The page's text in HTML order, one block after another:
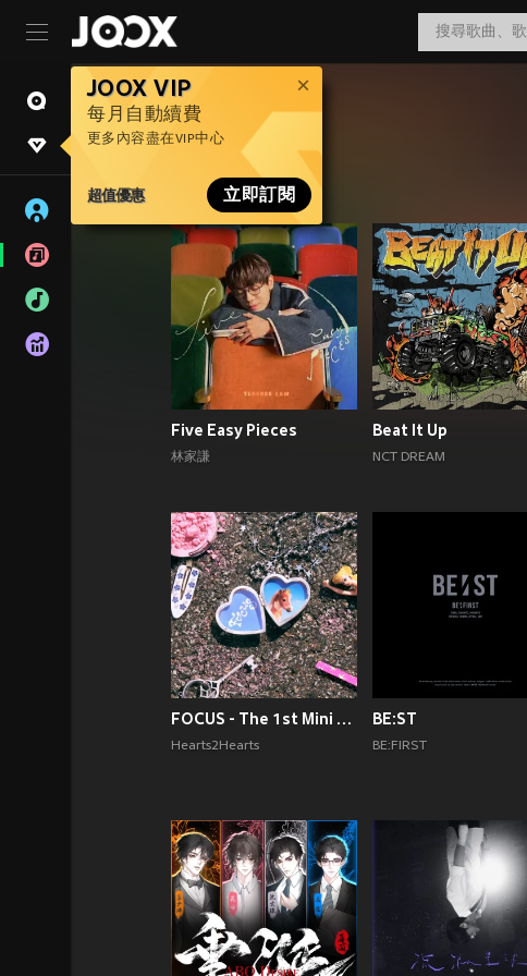
JOOX VIP
每月自動續費
更多內容盡在VIP中心
超值優惠 立即訂閱
Five Easy Pieces
林家謙
Beat It Up
NCT DREAM
FOCUS - The 1st Mini Album
Hearts2Hearts
BE:ST
BE:FIRST